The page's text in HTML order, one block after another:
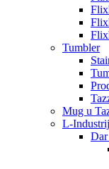
Tumbler
Mug u
L-